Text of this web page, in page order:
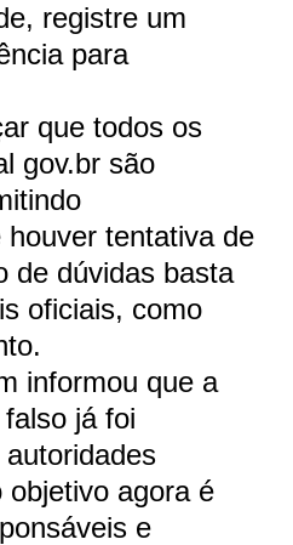
registre um
para
que todos os
gov.br são
tentativa de
de dúvidas basta
oficiais, como
informou que a
já foi
agora é
e